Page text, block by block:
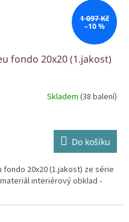
1 097 Kč
–10 %
fondo 20x20 (1.jakost)
Skladem (38 balení)
Do košíku
20x20 (1.jakost) ze série
interiérový obklad -